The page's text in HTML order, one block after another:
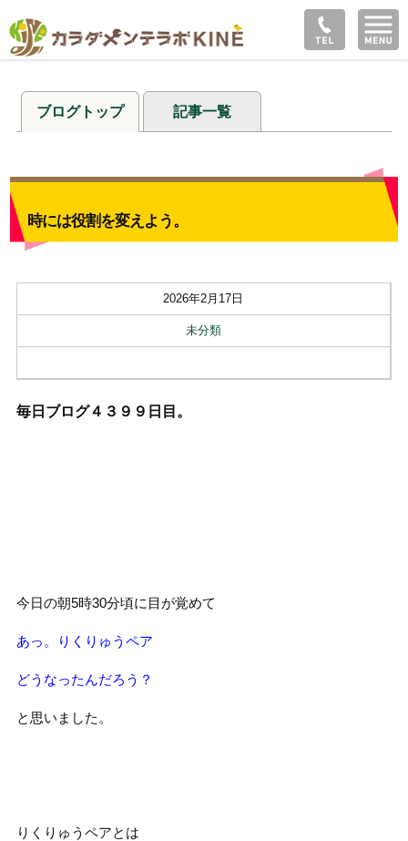
ブログトップ 記事一覧
時には役割を変えよう。
2026年2月17日
未分類
毎日ブログ４３９９ 日目。
今日の朝5時30分頃に目が覚めて
あっ。りくりゅうペア
どうなったんだろう？
と思いました。
りくりゅうペアとは